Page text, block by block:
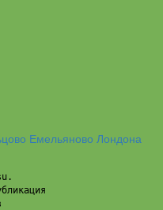
Емельяново Лондона